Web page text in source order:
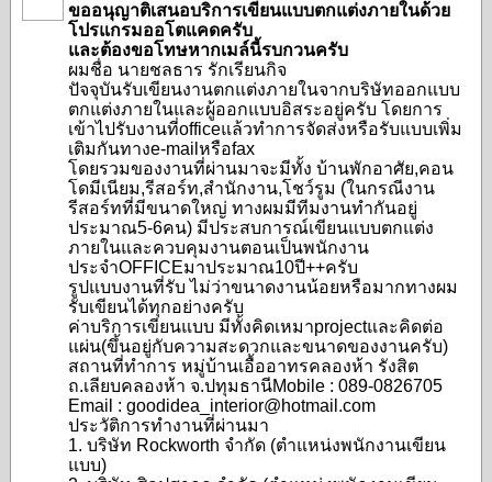
ขออนุญาติเสนอบริการเขียนแบบตกแต่งภายในด้วย
โปรแกรมออโตแคดครับ
และต้องขอโทษหากเมล์นี้รบกวนครับ
ผมชื่อ นายชลธาร รักเรียนกิจ
ปัจจุบันรับเขียนงานตกแต่งภายในจากบริษัทออกแบบ
ตกแต่งภายในและผู้ออกแบบอิสระอยู่ครับ โดยการ
เข้าไปรับงานที่officeแล้วทำการจัดส่งหรือรับแบบเพิ่ม
เติมกันทางe-mailหรือfax
โดยรวมของงานที่ผ่านมาจะมีทั้ง บ้านพักอาศัย,คอน
โดมีเนียม,รีสอร์ท,สำนักงาน,โชว์รูม (ในกรณีงาน
รีสอร์ทที่มีขนาดใหญ่ ทางผมมีทีมงานทำกันอยู่
ประมาณ5-6คน) มีประสบการณ์เขียนแบบตกแต่ง
ภายในและควบคุมงานตอนเป็นพนักงาน
ประจำOFFICEมาประมาณ10ปี++ครับ
รูปแบบงานที่รับ ไม่ว่าขนาดงานน้อยหรือมากทางผม
รับเขียนได้ทุกอย่างครับ
ค่าบริการเขียนแบบ มีทั้งคิดเหมาprojectและคิดต่อ
แผ่น(ขึ้นอยู่กับความสะดวกและขนาดของงานครับ)
สถานที่ทำการ หมู่บ้านเอื้ออาทรคลองห้า รังสิต
ถ.เลียบคลองห้า จ.ปทุมธานีMobile : 089-0826705
Email : goodidea_interior@hotmail.com
ประวัติการทำงานที่ผ่านมา
1. บริษัท Rockworth จำกัด (ตำแหน่งพนักงานเขียน
แบบ)